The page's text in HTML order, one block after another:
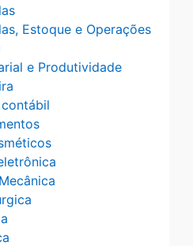
Estoque e Operações
e Produtividade